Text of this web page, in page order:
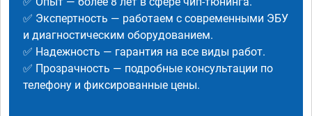
✅ Экспертность — работаем с современными ЭБУ
и диагностическим оборудованием.
✅ Надежность — гарантия на все виды работ.
✅ Прозрачность — подробные консультации по
телефону и фиксированные цены.